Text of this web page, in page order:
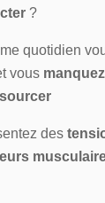
?
quotidien
vous
des